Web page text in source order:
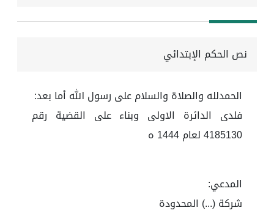
نص الحكم الإبتدائي
الحمدلله والصلاة والسلام على رسول الله أما بعد:
فلدى الدائرة الاولى وبناء على القضية رقم
4185130 لعام 1444 ه
المدعي:
شركة (...) المحدودة